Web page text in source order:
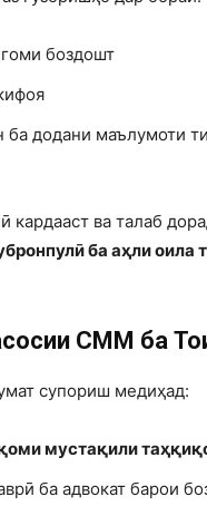
боздошт
ба додани маълумоти
кардааст ва талаб
ба аҳли оила
СММ ба
супориш медиҳад:
мустақили
ба адвокат барои